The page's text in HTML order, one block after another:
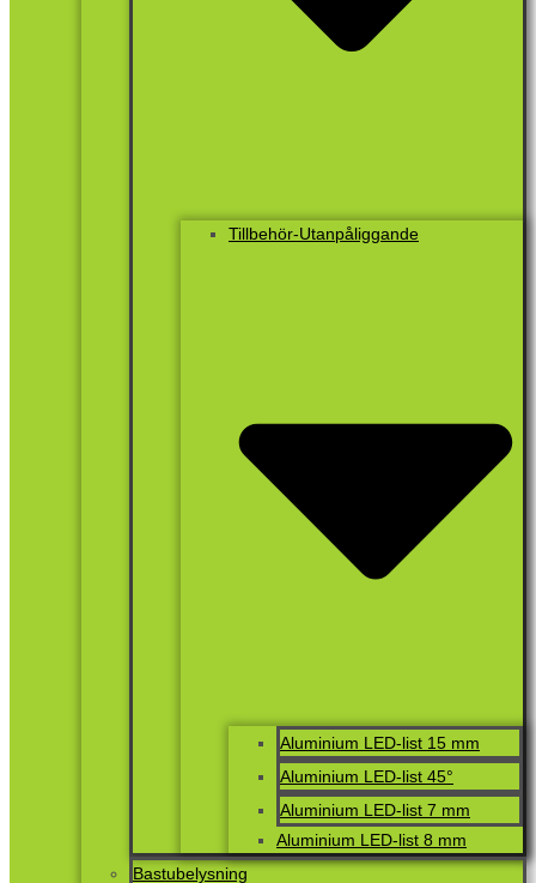
Tillbehör-Utanpåliggande
Aluminium LED-list 15 mm
Aluminium LED-list 45°
Aluminium LED-list 7 mm
Aluminium LED-list 8 mm
Bastubelysning